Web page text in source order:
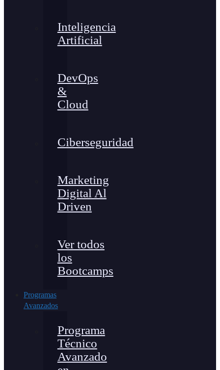
Inteligencia
Artificial
DevOps
&
Cloud
Ciberseguridad
Marketing
Digital Al
Driven
Ver todos
los
Bootcamps
Programas
Avanzados
Programa
Técnico
Avanzado